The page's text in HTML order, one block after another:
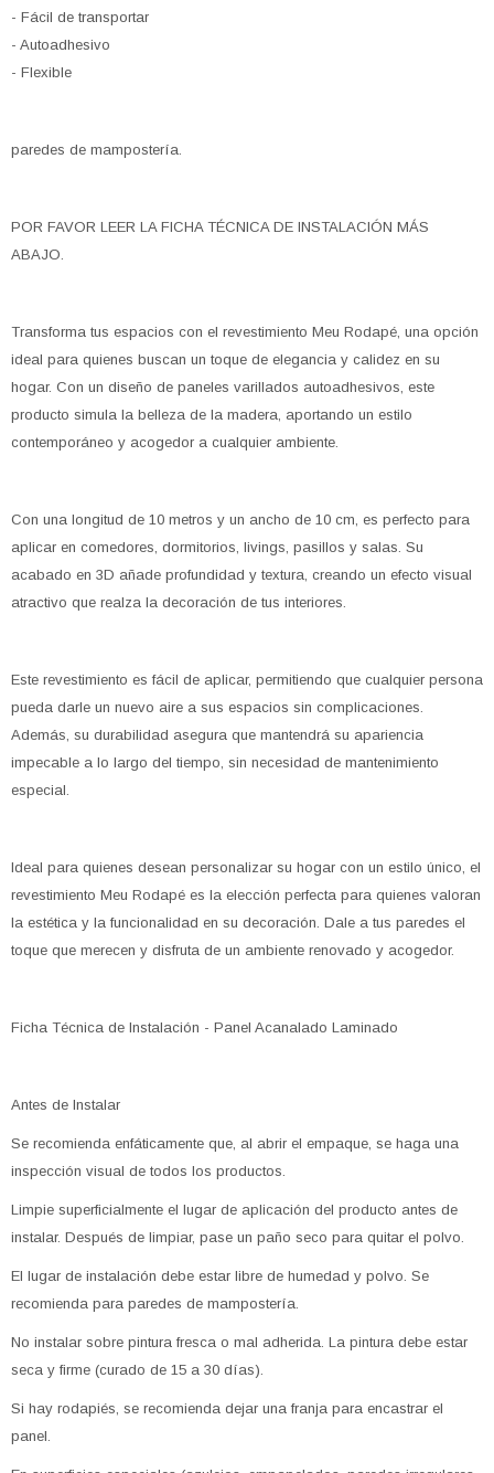
- Fácil de transportar
- Autoadhesivo
- Flexible
paredes de mampostería.
POR FAVOR LEER LA FICHA TÉCNICA DE INSTALACIÓN MÁS
ABAJO.
Transforma tus espacios con el revestimiento Meu Rodapé, una opción
ideal para quienes buscan un toque de elegancia y calidez en su
hogar. Con un diseño de paneles varillados autoadhesivos, este
producto simula la belleza de la madera, aportando un estilo
contemporáneo y acogedor a cualquier ambiente.
Con una longitud de 10 metros y un ancho de 10 cm, es perfecto para
aplicar en comedores, dormitorios, livings, pasillos y salas. Su
acabado en 3D añade profundidad y textura, creando un efecto visual
atractivo que realza la decoración de tus interiores.
Este revestimiento es fácil de aplicar, permitiendo que cualquier persona
pueda darle un nuevo aire a sus espacios sin complicaciones.
Además, su durabilidad asegura que mantendrá su apariencia
impecable a lo largo del tiempo, sin necesidad de mantenimiento
especial.
Ideal para quienes desean personalizar su hogar con un estilo único, el
revestimiento Meu Rodapé es la elección perfecta para quienes valoran
la estética y la funcionalidad en su decoración. Dale a tus paredes el
toque que merecen y disfruta de un ambiente renovado y acogedor.
Ficha Técnica de Instalación - Panel Acanalado Laminado
Antes de Instalar
Se recomienda enfáticamente que, al abrir el empaque, se haga una
inspección visual de todos los productos.
Limpie superficialmente el lugar de aplicación del producto antes de
instalar. Después de limpiar, pase un paño seco para quitar el polvo.
El lugar de instalación debe estar libre de humedad y polvo. Se
recomienda para paredes de mampostería.
No instalar sobre pintura fresca o mal adherida. La pintura debe estar
seca y firme (curado de 15 a 30 días).
Si hay rodapiés, se recomienda dejar una franja para encastrar el
panel.